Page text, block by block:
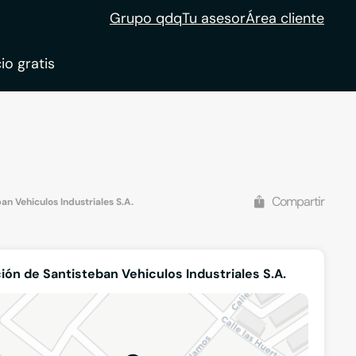
Grupo qdqTu asesorÁrea cliente
gratis
Vehiculos Industriales S.A. Compartir
de Santisteban Vehiculos Industriales S.A.